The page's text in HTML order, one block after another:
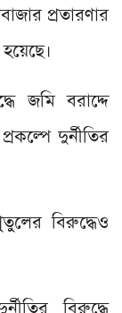
প্রতারণার
জমি বরাদ্দে
দুর্নীতির
বিরুদ্ধেও